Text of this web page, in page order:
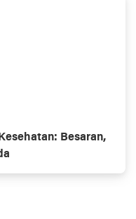
Besaran,